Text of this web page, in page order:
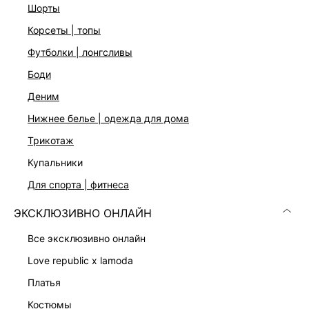
шорты
корсеты | топы
футболки | лонгсливы
боди
деним
нижнее белье | одежда для дома
трикотаж
купальники
для спорта | фитнеса
ЭКСКЛЮЗИВНО ОНЛАЙН
все эксклюзивно онлайн
love republic x lamoda
платья
костюмы
Не гладить, Сухая чистка запрещена
Описание
Гладкая экокожа
Круглая форма
Съемный ремень-цепочка
Застежка-фермуар
Два цвета: красный и темно-серый
ДОСТАВКА И ВОЗВРАТ
Подробные условия доставки и возврата